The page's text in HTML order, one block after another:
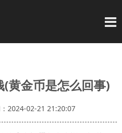
导
黄金币是怎么回事)
2024-02-21 21:20:07